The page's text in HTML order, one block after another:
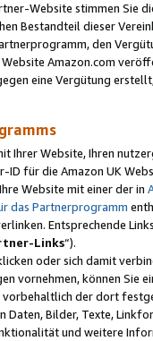
Website stimmen Sie
Bestandteil dieser
den
Amazon.com
eine Vergütung
Ihrer Website, Ihren
für die Amazon UK
Website mit einer der in
das Partnerprogramm
Entsprechende
Links“).
oder sich damit
vornehmen, können Sie
vorbehaltlich der dort
Daten, Bilder, Texte,
und weitere